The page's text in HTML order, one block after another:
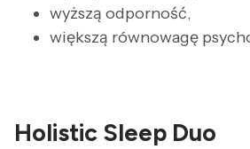
wyższą odporność,
większą równowagę
Holistic Sleep Duo